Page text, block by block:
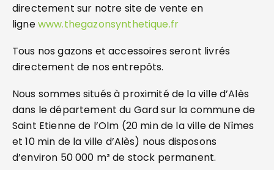
directement sur notre site de vente en
lignewww.thegazonsynthetique.fr
Tous nos gazons et accessoires seront livrés
directement de nos entrepôts.
Nous sommes situés à proximité de la ville d’Alès
dans le département du Gard sur la commune de
Saint Etienne de l’Olm (20 min de la ville de Nîmes
et 10 min de la ville d’Alès) nous disposons
d’environ 50 000 m² de stock permanent.